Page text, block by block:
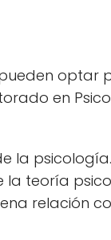
optar
en
la
teoría
relación